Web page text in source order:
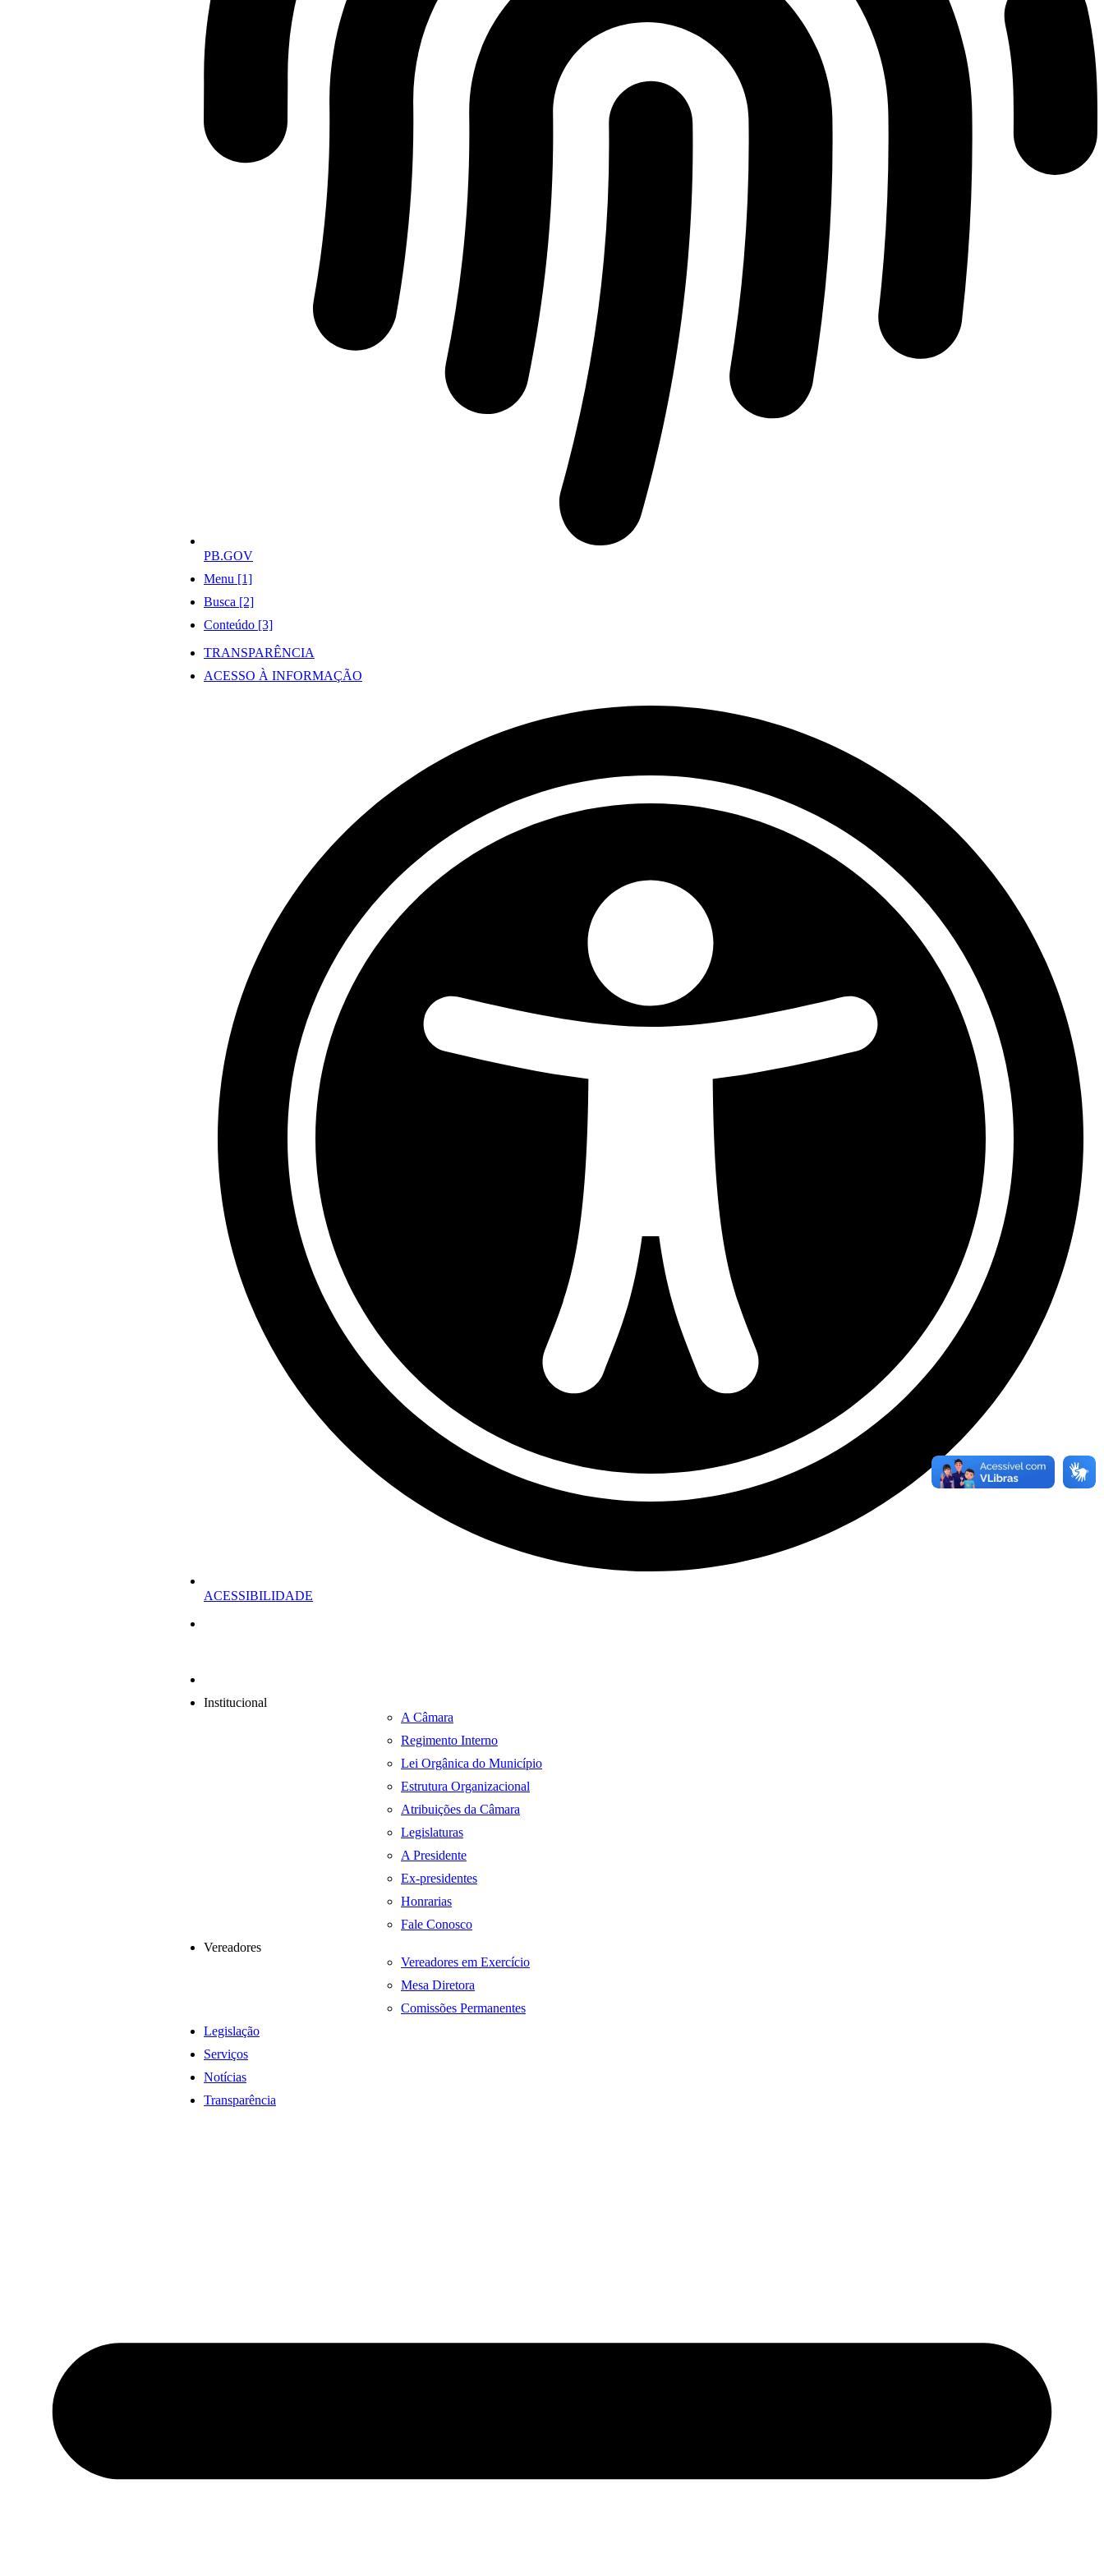
PB.GOV
Menu [1]
Busca [2]
Conteúdo [3]
TRANSPARÊNCIA
ACESSO À INFORMAÇÃO
ACESSIBILIDADE
Institucional
A Câmara
Regimento Interno
Lei Orgânica do Município
Estrutura Organizacional
Atribuições da Câmara
Legislaturas
A Presidente
Ex-presidentes
Honrarias
Fale Conosco
Vereadores
Vereadores em Exercício
Mesa Diretora
Comissões Permanentes
Legislação
Serviços
Notícias
Transparência